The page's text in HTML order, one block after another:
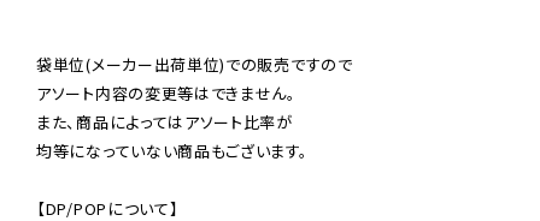
袋単位(メーカー出荷単位)での販売ですので
アソート内容の変更等はできません。
また、商品によってはアソート比率が
均等になっていない商品もございます。
【DP/POPについて】